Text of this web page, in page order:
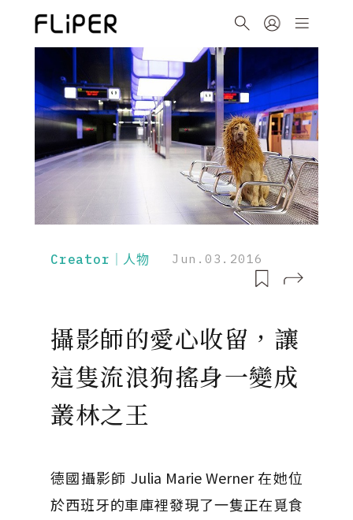
Creator｜人物 Jun.03.2016
攝影師的愛心收留，讓
這隻流浪狗搖身一變成
叢林之王
德國攝影師 Julia Marie Werner 在她位
於西班牙的車庫裡發現了一隻正在覓食